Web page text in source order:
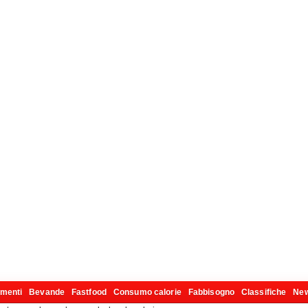
Bevande Fastfood Consumo calorie Fabbisogno Classifiche